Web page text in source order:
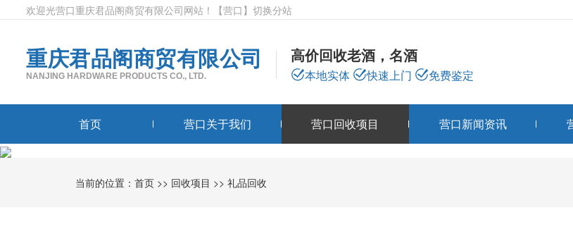
欢迎光营口重庆君品阁商贸有限公司网站！ 【营口】 切换分站
重庆君品阁商贸有限公司
NANJING HARDWARE PRODUCTS CO., LTD.
高价回收老酒，名酒
本地实体 快速上门 免费鉴定
首页 营口关于我们 营口回收项目 营口新闻资讯
当前的位置：首页 >> 回收项目 >>礼品回收